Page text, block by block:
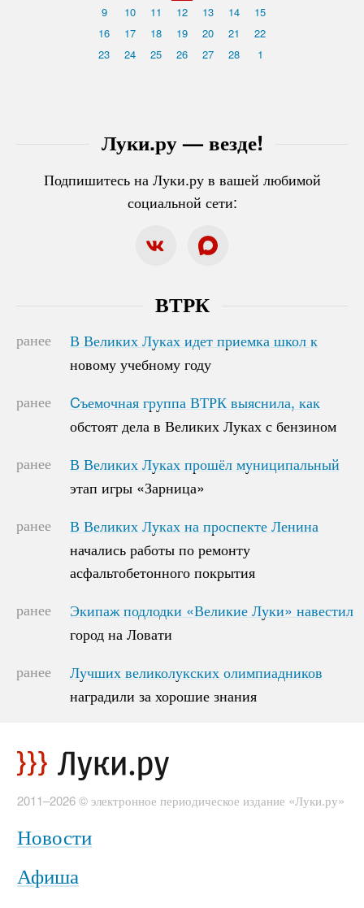
Луки.ру — везде!
Подпишитесь на Луки.ру в вашей любимой
социальной сети:
9
10 11 12 13 14
15
16
17 18 19 20 21
22
23
24 25 26 27 28 1
ВТРК
ранее
В Великих Луках идет приемка школ к
новому учебному году
В Великих Луках идет приемка школ к
новому учебному году
ранее
Cъемочная группа ВТРК выяснила, как
обстоят дела в Великих Луках с бензином
Cъемочная группа ВТРК выяснила, как
обстоят дела в Великих Луках с бензином
ранее
В Великих Луках прошёл муниципальный
этап игры «Зарница»
В Великих Луках прошёл муниципальный
этап игры «Зарница»
ранее
В Великих Луках на проспекте Ленина
начались работы по ремонту
асфальтобетонного покрытия
В Великих Луках на проспекте Ленина
начались работы по ремонту
асфальтобетонного покрытия
ранее
Экипаж подлодки «Великие Луки» навестил
город на Ловати
Экипаж подлодки «Великие Луки» навестил
город на Ловати
ранее
Лучших великолукских олимпиадников
наградили за хорошие знания
Лучших великолукских олимпиадников
наградили за хорошие знания
2011–2026 © электронное периодическое издание «Луки.ру»
Новости
Афиша